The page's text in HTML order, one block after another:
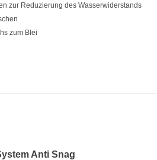
zur Reduzierung des Wasserwiderstands
zum Blei
Anti Snag